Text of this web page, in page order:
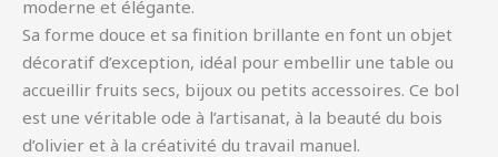
moderne et élégante.
Sa forme douce et sa finition brillante en font un objet
décoratif d’exception, idéal pour embellir une table ou
accueillir fruits secs, bijoux ou petits accessoires. Ce bol
est une véritable ode à l’artisanat, à la beauté du bois
d’olivier et à la créativité du travail manuel.